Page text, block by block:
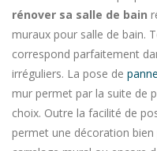
rénover sa salle de bain
muraux pour salle de bain.
correspond parfaitement
irréguliers. La pose de
mur permet par la suite de
choix. Outre la facilité de
permet une décoration bien